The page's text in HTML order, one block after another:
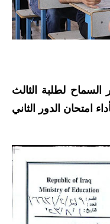
السياسية
الاقتصادية
وقرارات وزارة التربية
الامتحانات
السماح لطلبة الثالث
امتحان الدور الثاني